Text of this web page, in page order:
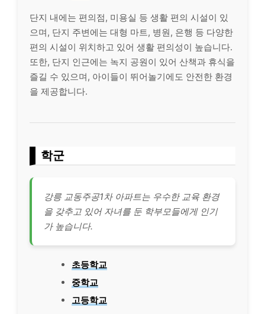
단지 내에는 편의점, 미용실 등 생활 편의 시설이 있
으며, 단지 주변에는 대형 마트, 병원, 은행 등 다양한
편의 시설이 위치하고 있어 생활 편의성이 높습니다.
또한, 단지 인근에는 녹지 공원이 있어 산책과 휴식을
즐길 수 있으며, 아이들이 뛰어놀기에도 안전한 환경
을 제공합니다.
학군
강릉 교동주공1차 아파트는 우수한 교육 환경
을 갖추고 있어 자녀를 둔 학부모들에게 인기
가 높습니다.
초등학교
중학교
고등학교